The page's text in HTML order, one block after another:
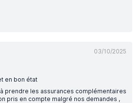
03/10/2025
en bon état
prendre les assurances complémentaires
pris en compte malgré nos demandes ,